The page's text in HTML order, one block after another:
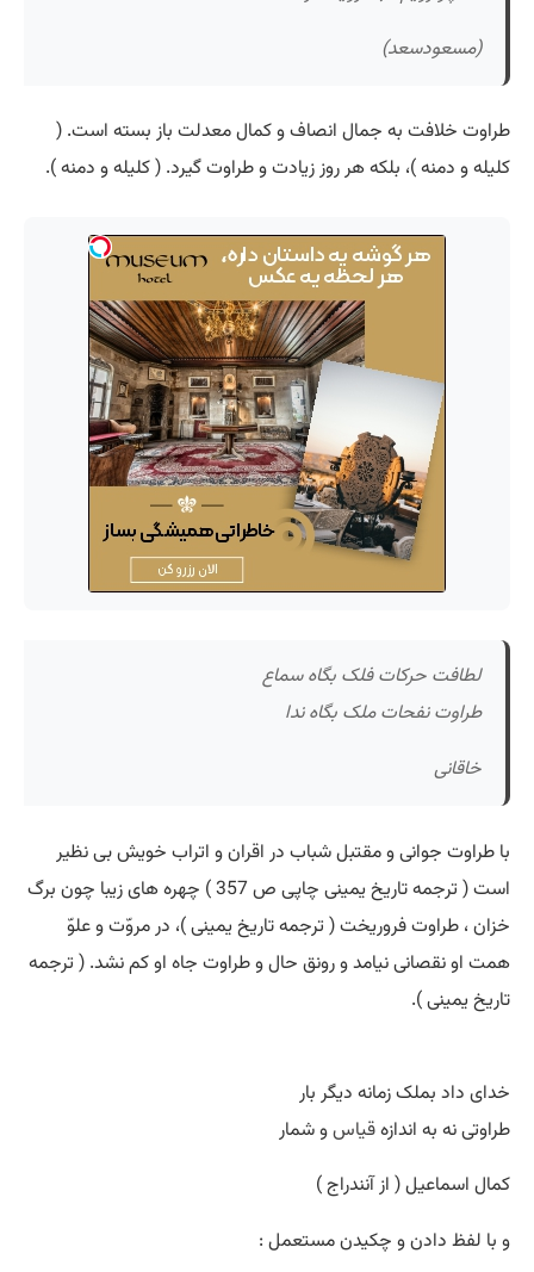
(مسعودسعد)
طراوت خلافت به جمال انصاف و کمال معدلت باز بسته است. (
کلیله و دمنه )، بلکه هر روز زیادت و طراوت گیرد. ( کلیله و دمنه ).
لطافت حرکات فلک بگاه سماع
طراوت نفحات ملک بگاه ندا
خاقانی
با طراوت جوانی و مقتبل شباب در اقران و اتراب خویش بی نظیر
است ( ترجمه تاریخ یمینی چاپی ص 357 ) چهره های زیبا چون برگ
خزان ، طراوت فروریخت ( ترجمه تاریخ یمینی )، در مروّت و علوّ
همت او نقصانی نیامد و رونق حال و طراوت جاه او کم نشد. ( ترجمه
تاریخ یمینی ).
خدای داد بملک زمانه دیگر بار
طراوتی نه به اندازهقیاسو شمار
کمال اسماعیل ( از آنندراج )
و با لفظ دادن و چکیدن مستعمل :